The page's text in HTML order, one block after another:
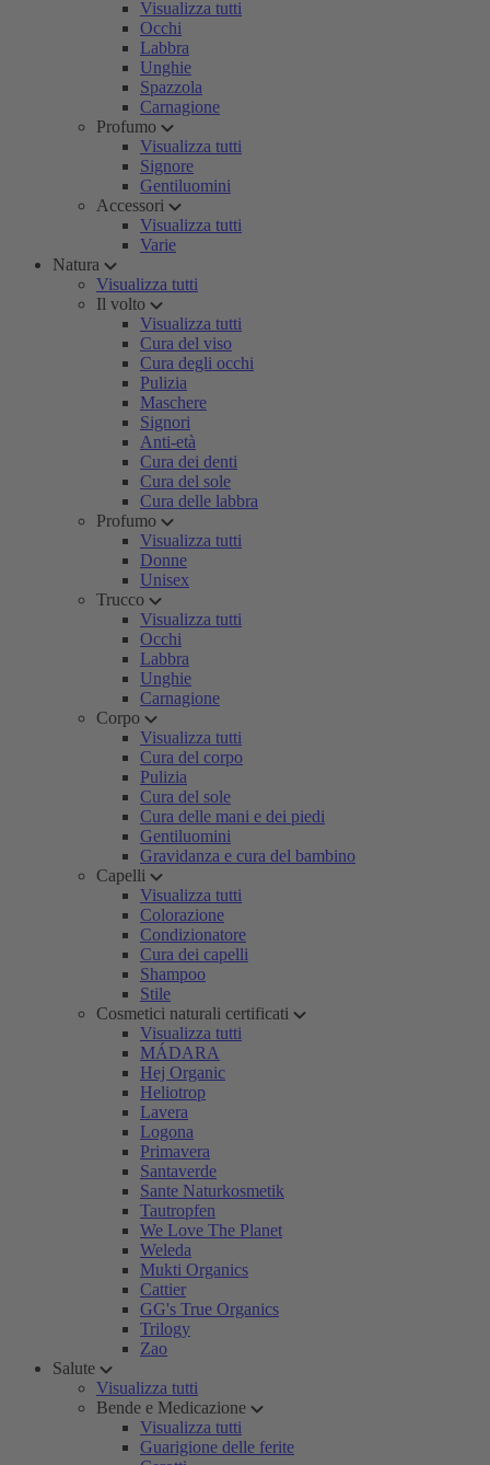
Visualizza tutti
Occhi
Labbra
Unghie
Spazzola
Carnagione
Profumo
Visualizza tutti
Signore
Gentiluomini
Accessori
Visualizza tutti
Varie
Natura
Visualizza tutti
Il volto
Visualizza tutti
Cura del viso
Cura degli occhi
Pulizia
Maschere
Signori
Anti-età
Cura dei denti
Cura del sole
Cura delle labbra
Profumo
Visualizza tutti
Donne
Unisex
Trucco
Visualizza tutti
Occhi
Labbra
Unghie
Carnagione
Corpo
Visualizza tutti
Cura del corpo
Pulizia
Cura del sole
Cura delle mani e dei piedi
Gentiluomini
Gravidanza e cura del bambino
Capelli
Visualizza tutti
Colorazione
Condizionatore
Cura dei capelli
Shampoo
Stile
Cosmetici naturali certificati
Visualizza tutti
MÁDARA
Hej Organic
Heliotrop
Lavera
Logona
Primavera
Santaverde
Sante Naturkosmetik
Tautropfen
We Love The Planet
Weleda
Mukti Organics
Cattier
GG's True Organics
Trilogy
Zao
Salute
Visualizza tutti
Bende e Medicazione
Visualizza tutti
Guarigione delle ferite